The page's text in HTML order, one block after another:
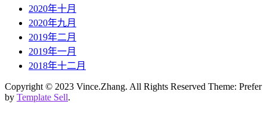
2020年十月
2020年九月
2019年二月
2019年一月
2018年十二月
Copyright © 2023 Vince.Zhang. All Rights Reserved Theme: Prefer
by Template Sell.